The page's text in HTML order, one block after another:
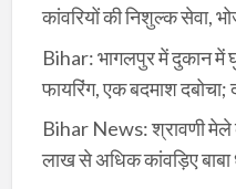
कांवरियों की निशुल्क सेवा,
Bihar: भागलपुर में दुकान में
फायरिंग, एक बदमाश दबोचा;
Bihar News: श्रावणी मेले
लाख से अधिक कांवड़िए बाबा